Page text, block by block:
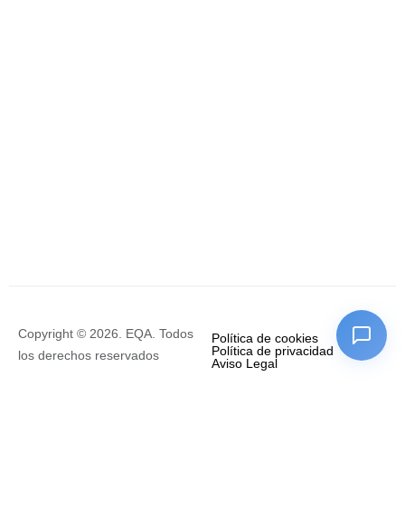
Copyright © 2026. EQA. Todos
los derechos reservados
Política de cookies
Política de privacidad
Aviso Legal